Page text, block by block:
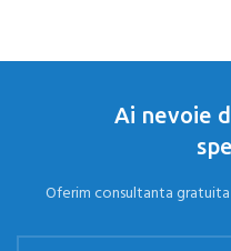
Ai nevoie
Oferim consultanta